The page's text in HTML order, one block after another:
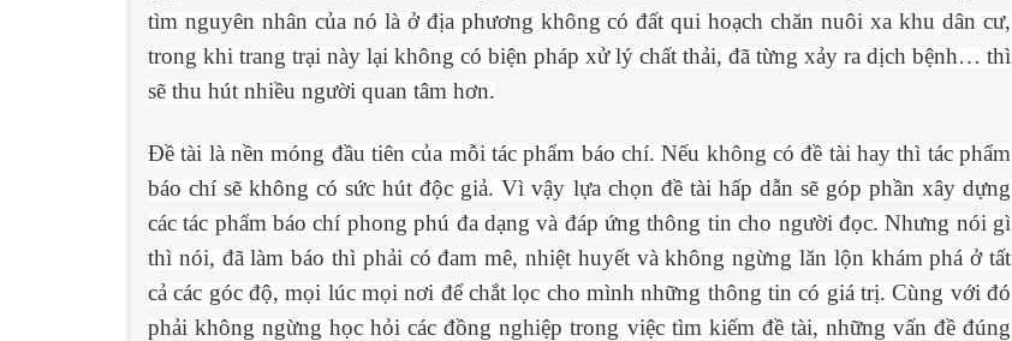
tìm nguyên nhân của nó là ở địa phương không có đất qui hoạch chăn nuôi xa khu dân cư,
trong khi trang trại này lại không có biện pháp xử lý chất thải, đã từng xảy ra dịch bệnh… thì
sẽ thu hút nhiều người quan tâm hơn.
Đề tài là nền móng đầu tiên của mỗi tác phẩm báo chí. Nếu không có đề tài hay thì tác phẩm
báo chí sẽ không có sức hút độc giả. Vì vậy lựa chọn đề tài hấp dẫn sẽ góp phần xây dựng
các tác phẩm báo chí phong phú đa dạng và đáp ứng thông tin cho người đọc. Nhưng nói gì
thì nói, đã làm báo thì phải có đam mê, nhiệt huyết và không ngừng lăn lộn khám phá ở tất
cả các góc độ, mọi lúc mọi nơi để chắt lọc cho mình những thông tin có giá trị. Cùng với đó
phải không ngừng học hỏi các đồng nghiệp trong việc tìm kiếm đề tài, những vấn đề đúng